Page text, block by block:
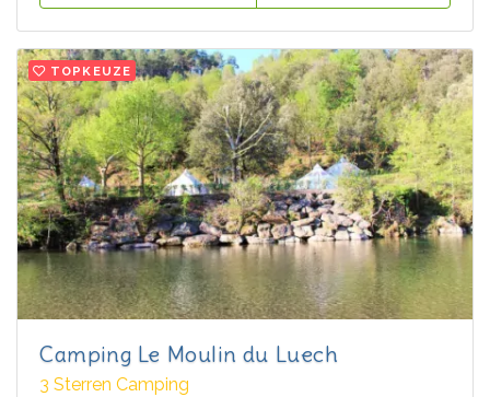
TOPKEUZE
Camping Le Moulin du Luech
3 Sterren Camping